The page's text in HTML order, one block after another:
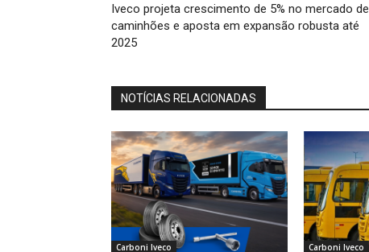
Iveco projeta crescimento de 5% no mercado de
caminhões e aposta em expansão robusta até
2025
NOTÍCIAS RELACIONADAS
Carboni Iveco Carboni Iveco